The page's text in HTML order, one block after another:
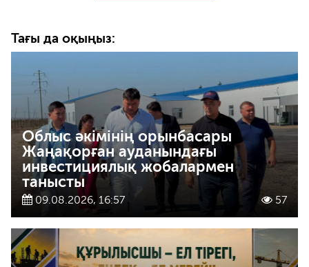
Тағы да оқыңыз:
Облыс әкімінің орынбасары
Жаңақорған ауданындағы
инвестициялық жобалармен
танысты
09.08.2026, 16:57 57